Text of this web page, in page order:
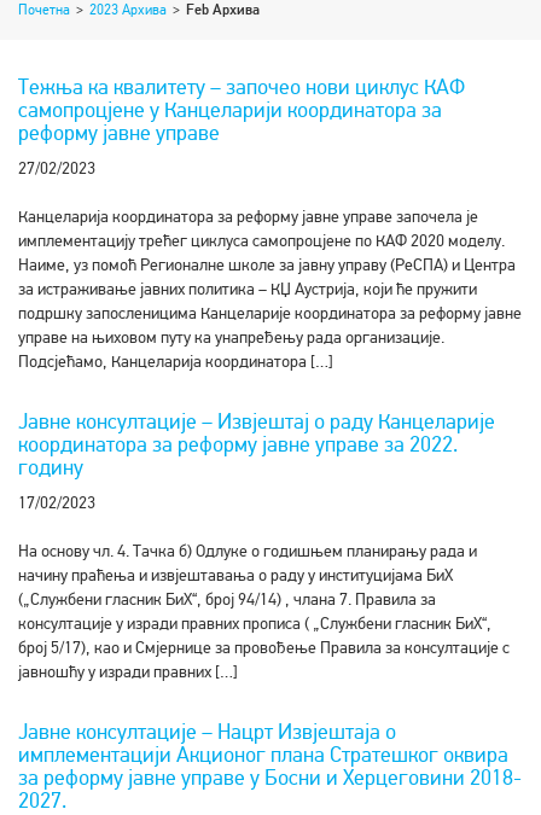
Почетна > 2023 Архива > Feb Архива
Тежња ка квалитету – започео нови циклус КАФ
самопроцјене у Канцеларији координатора за
реформу јавне управе
27/02/2023
Канцеларија координатора за реформу јавне управе започела је
имплементацију трећег циклуса самопроцјене по КАФ 2020 моделу.
Наиме, уз помоћ Регионалне школе за јавну управу (РеСПА) и Центра
за истраживање јавних политика – КЏ Аустрија, који ће пружити
подршку запосленицима Канцеларије координатора за реформу јавне
управе на њиховом путу ка унапређењу рада организације.
Подсјећамо, Канцеларија координатора […]
Јавне консултације – Извјештај о раду Канцеларије
координатора за реформу јавне управе за 2022.
годину
17/02/2023
На основу чл. 4. Тачка б) Одлуке о годишњем планирању рада и
начину праћења и извјештавања о раду у институцијама БиХ
(„Службени гласник БиХ“, број 94/14) , члана 7. Правила за
консултације у изради правних прописа ( „Службени гласник БиХ“,
број 5/17), као и Смјернице за провођење Правила за консултације с
јавношћу у изради правних […]
Јавне консултације – Нацрт Извјештаја о
имплементацији Акционог плана Стратешког оквира
за реформу јавне управе у Босни и Херцеговини 2018-
2027.